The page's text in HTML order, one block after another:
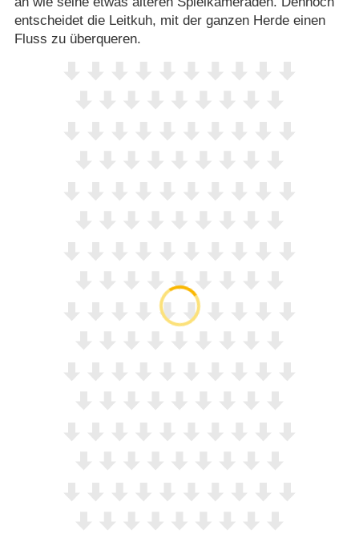
entscheidet die Leitkuh, mit der ganzen Herde einen
Fluss zu überqueren.